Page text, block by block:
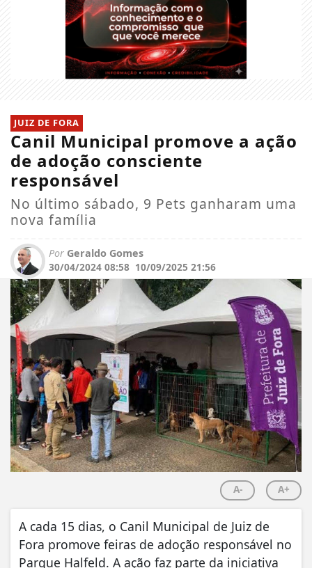
JUIZ DE FORA
Canil Municipal promove a ação
de adoção consciente
responsável
No último sábado, 9 Pets ganharam uma
nova família
Por Geraldo Gomes
30/04/2024 08:58 10/09/2025 21:56
A- A+
A cada 15 dias, o Canil Municipal de Juiz de
Fora promove feiras de adoção responsável no
Parque Halfeld. A ação faz parte da iniciativa